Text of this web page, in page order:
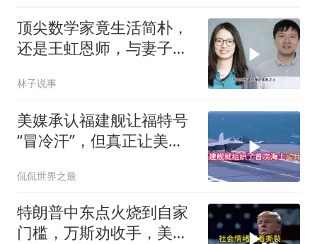
顶尖数学家竟生活简朴，
还是王虹恩师，与妻子合
林子说事
美媒承认福建舰让福特号
“冒冷汗”，但真正让美国
侃侃世界之最
特朗普中东点火烧到自家
门槛，万斯劝收手，美国